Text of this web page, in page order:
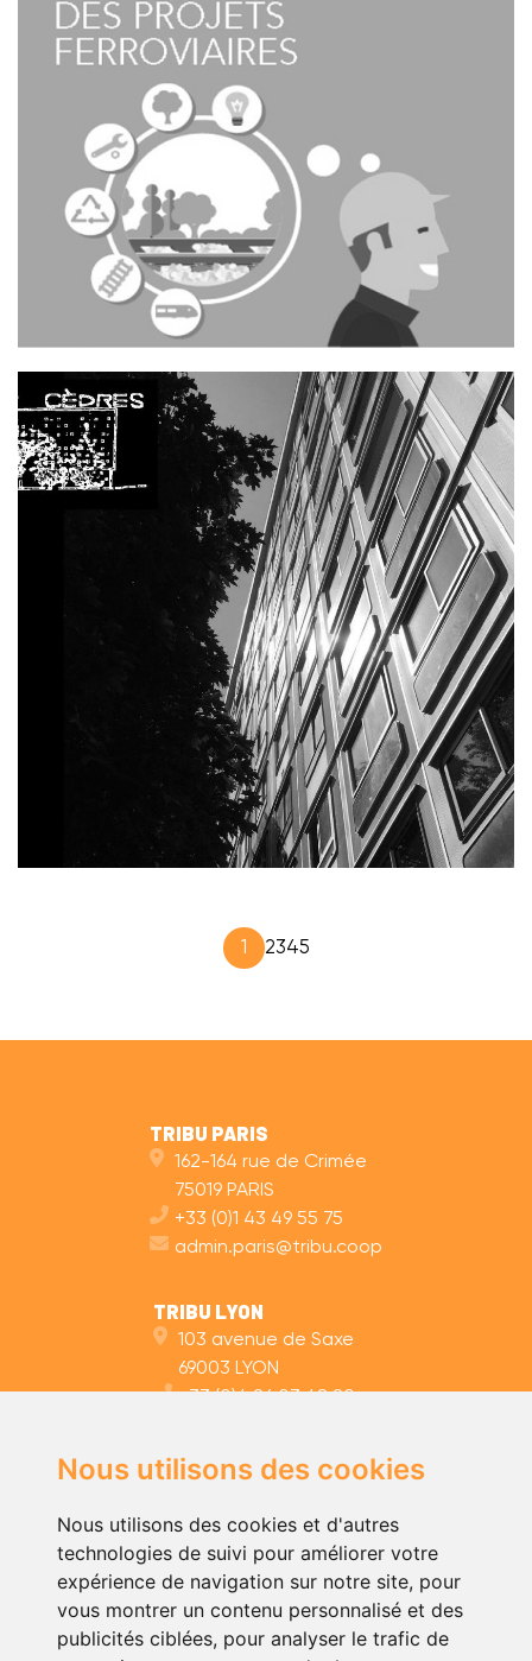
Nous utilisons des cookies
Nous utilisons des cookies et d'autres
technologies de suivi pour améliorer votre
expérience de navigation sur notre site, pour
vous montrer un contenu personnalisé et des
publicités ciblées, pour analyser le trafic de
1 2345
TRIBU PARIS
162-164 rue de Crimée
75019 PARIS
+33 (0)1 43 49 55 75
admin.paris@tribu.coop
TRIBU LYON
103 avenue de Saxe
69003 LYON
+33 (0)4 26 03 48 20
35 rue des Olivettes
44000 NANTES
+33 (0)2 59 10 11 40
admin.nantes@tribu.coop